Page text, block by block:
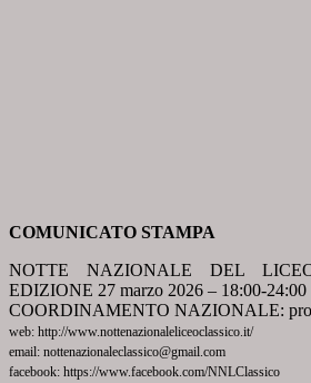
COMUNICATO STAMPA
NOTTE NAZIONALE DEL
EDIZIONE 27 marzo 2026 – 18:00-24:00
COORDINAMENTO NAZIONALE:
web: http://www.nottenazionaleliceoclassico.it/
email: nottenazionaleclassico@gmail.com
facebook: https://www.facebook.com/NNLClassico